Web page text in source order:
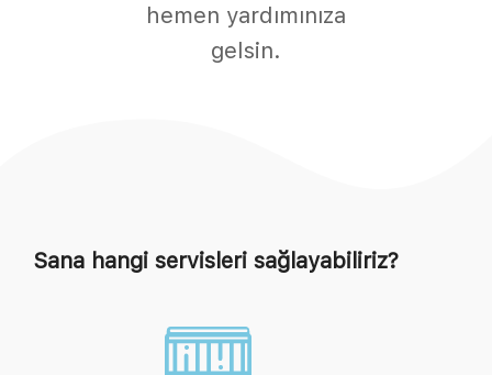
hemen yardımınıza
gelsin.
Sana hangi servisleri sağlayabiliriz?